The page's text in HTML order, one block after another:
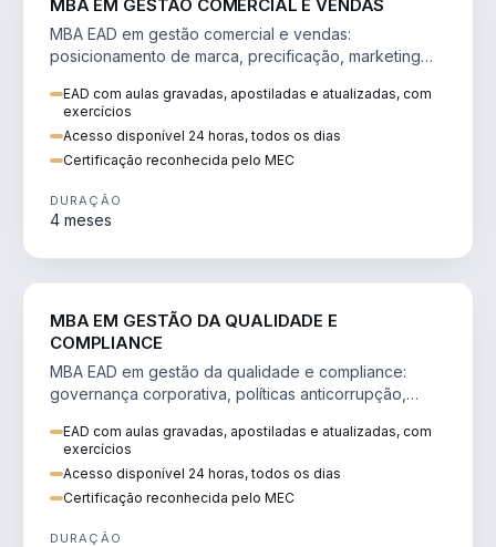
MBA EM GESTÃO COMERCIAL E VENDAS
MBA EAD em gestão comercial e vendas:
posicionamento de marca, precificação, marketing
EAD com aulas gravadas, apostiladas e atualizadas, com
exercícios
Acesso disponível 24 horas, todos os dias
Certificação reconhecida pelo MEC
DURAÇÃO
4 meses
MBA EM GESTÃO DA QUALIDADE E
COMPLIANCE
MBA EAD em gestão da qualidade e compliance:
governança corporativa, políticas anticorrupção,
EAD com aulas gravadas, apostiladas e atualizadas, com
exercícios
Acesso disponível 24 horas, todos os dias
Certificação reconhecida pelo MEC
DURAÇÃO